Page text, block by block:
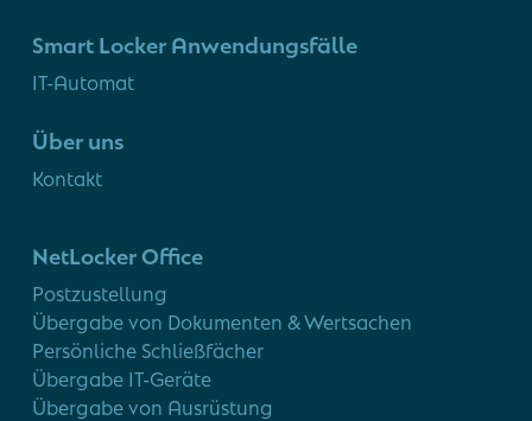
Smart Locker Anwendungsfälle
IT-Automat
Über uns
Kontakt
NetLocker Office
Postzustellung
Übergabe von Dokumenten & Wertsachen
Persönliche Schließfächer
Übergabe IT-Geräte
Übergabe von Ausrüstung